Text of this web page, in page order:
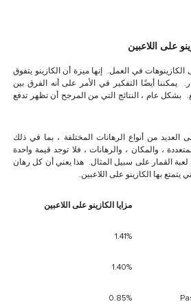
في العمل. إنها ميزة أن الكازينو يتفوق
أيضًا التفكير في الأمر على أنه الفرق بين
بشكل عام ، النتائج التي من المرجح أن تظهر تدفع
العديد من أنواع الرهانات المختلفة ، بما في ذلك
، والمكان ، والرهانات ، فلا توجد قيمة واحدة
القمار على سبيل المثال. هذا يعني أن كل رهان
بها الكازينو على اللاعبين.
مزايا الكازينو على اللاعبين
1.41%
1.40%
0.85%